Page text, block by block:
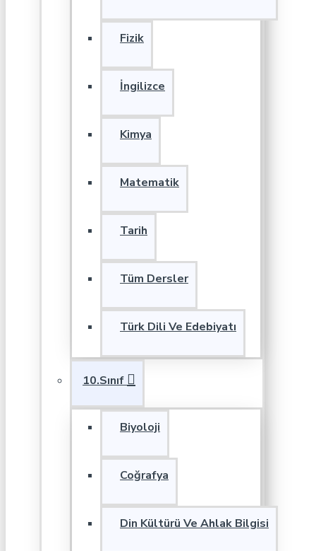
Fizik
İngilizce
Kimya
Matematik
Tarih
Tüm Dersler
Türk Dili Ve Edebiyatı
10.Sınıf
Biyoloji
Coğrafya
Din Kültürü Ve Ahlak Bilgisi